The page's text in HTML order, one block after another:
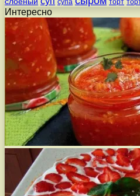
супа торт
Интересно